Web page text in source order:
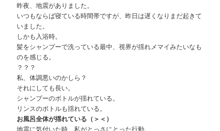
昨夜、地震がありました。
いつもならば寝ている時間帯ですが、昨日は遅くなりまだ起きて
いました。
しかも入浴時。
髪をシャンプーで洗っている最中、視界が揺れメマイみたいなも
のを感じる。
？？？
私、体調悪いのかしら？
それにしても長い。
シャンプーのボトルが揺れている。
リンスのボトルも揺れている。
お風呂全体が揺れている（＞＜）
地震に気付いた時、私がとっさにとった行動。